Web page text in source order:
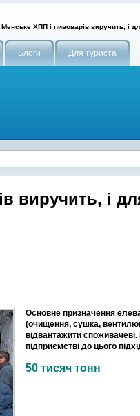
Менське ХПП і пивоварів виручить, і
Блоги Для туриста
виручить, і
Основне призначення
(очищення, сушка,
відвантажити
підприємстві до цього
50 тисяч тонн